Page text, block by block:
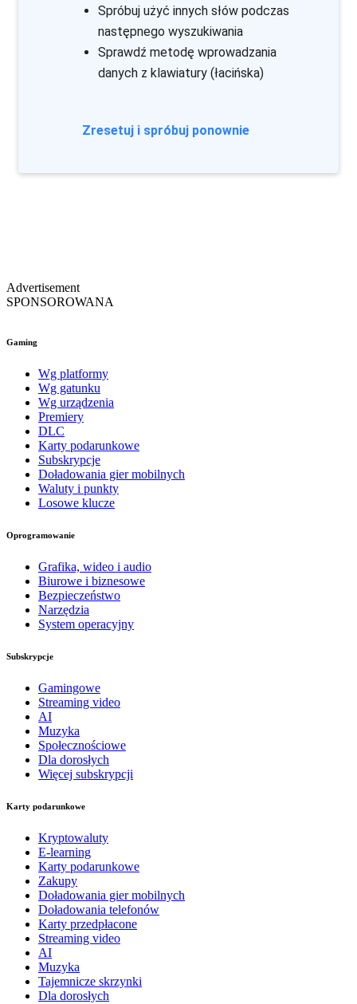
Spróbuj użyć innych słów podczas
następnego wyszukiwania
Sprawdź metodę wprowadzania
danych z klawiatury (łacińska)
Zresetuj i spróbuj ponownie
Advertisement
SPONSOROWANA
Gaming
Wg platformy
Wg gatunku
Wg urządzenia
Premiery
DLC
Karty podarunkowe
Subskrypcje
Doładowania gier mobilnych
Waluty i punkty
Losowe klucze
Oprogramowanie
Grafika, wideo i audio
Biurowe i biznesowe
Bezpieczeństwo
Narzędzia
System operacyjny
Subskrypcje
Gamingowe
Streaming video
AI
Muzyka
Społecznościowe
Dla dorosłych
Więcej subskrypcji
Karty podarunkowe
Kryptowaluty
E-learning
Karty podarunkowe
Zakupy
Doładowania gier mobilnych
Doładowania telefonów
Karty przedpłacone
Streaming video
AI
Muzyka
Tajemnicze skrzynki
Dla dorosłych